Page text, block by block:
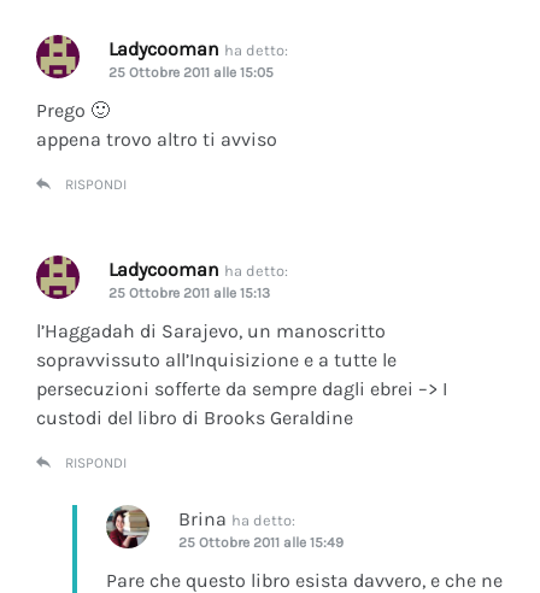
Ladycooman ha detto:
25 Ottobre 2011 alle 15:05
Prego 🙂
appena trovo altro ti avviso
RISPONDI
Ladycooman ha detto:
25 Ottobre 2011 alle 15:13
l’Haggadah di Sarajevo, un manoscritto
sopravvissuto all’Inquisizione e a tutte le
persecuzioni sofferte da sempre dagli ebrei –> I
custodi del libro di Brooks Geraldine
RISPONDI
Brina ha detto:
25 Ottobre 2011 alle 15:49
Pare che questo libro esista davvero, e che ne